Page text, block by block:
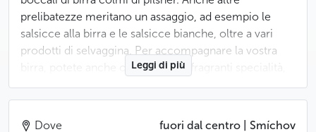
prelibatezze meritano un assaggio, ad esempio le
salsicce alla birra e le salsicce bianche, oltre a vari
prodotti di selvaggina. Per accompagnare la vostra
birra, potete anche ordinare altre fragranti specialità,
come i piccoli formaggi impanati di Loštice o i
würstel alla birra.
Leggi di più
Dove fuori dal centro | Smíchov